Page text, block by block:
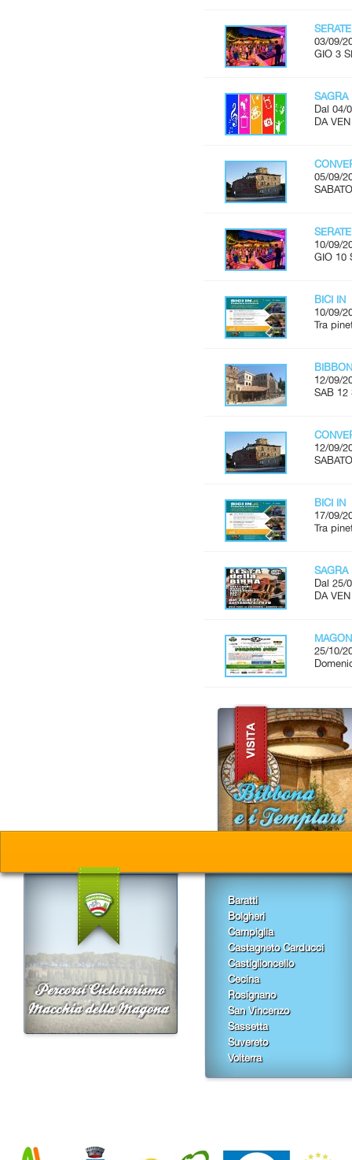
03/09/
GIO 3
SAGRA
Dal 04/
DA
05/09/
10/09/
GIO 10
BICI IN
10/09/
Tra
12/09/
SAB 12
12/09/
BICI IN
17/09/
Tra
SAGRA
Dal 25/
DA
25/10/
Baratti
Bolgheri
Campiglia
Castagneto Carducci
Castiglioncello
Cecina
Rosignano
San Vincenzo
Sassetta
Suvereto
Volterra